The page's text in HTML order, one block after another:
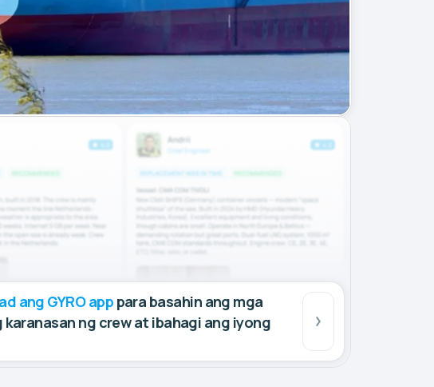
ang GYRO app para basahin ang mga
ng crew at ibahagi ang iyong